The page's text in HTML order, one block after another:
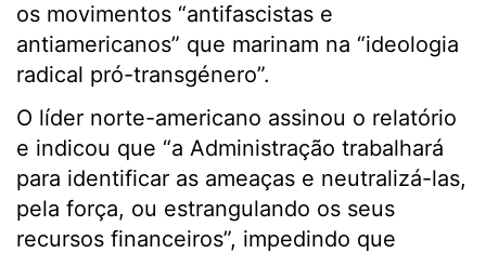
os movimentos “antifascistas e
antiamericanos” que marinam na “ideologia
radical pró-transgénero”.
O líder norte-americano assinou o relatório
e indicou que “a Administração trabalhará
para identificar as ameaças e neutralizá-las,
pela força, ou estrangulando os seus
recursos financeiros”, impedindo que